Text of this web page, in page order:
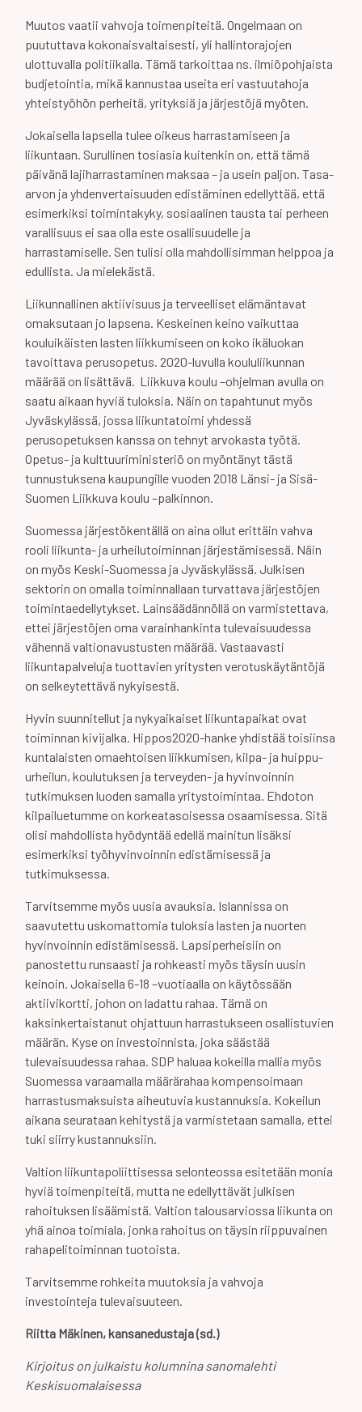
Muutos vaatii vahvoja toimenpiteitä. Ongelmaan on
puututtava kokonaisvaltaisesti, yli hallintorajojen
ulottuvalla politiikalla. Tämä tarkoittaa ns. ilmiöpohjaista
budjetointia, mikä kannustaa useita eri vastuutahoja
yhteistyöhön perheitä, yrityksiä ja järjestöjä myöten.
Jokaisella lapsella tulee oikeus harrastamiseen ja
liikuntaan. Surullinen tosiasia kuitenkin on, että tämä
päivänä lajiharrastaminen maksaa – ja usein paljon. Tasa-
arvon ja yhdenvertaisuuden edistäminen edellyttää, että
esimerkiksi toimintakyky, sosiaalinen tausta tai perheen
varallisuus ei saa olla este osallisuudelle ja
harrastamiselle. Sen tulisi olla mahdollisimman helppoa ja
edullista. Ja mielekästä.
Liikunnallinen aktiivisuus ja terveelliset elämäntavat
omaksutaan jo lapsena. Keskeinen keino vaikuttaa
kouluikäisten lasten liikkumiseen on koko ikäluokan
tavoittava perusopetus. 2020-luvulla koululiikunnan
määrää on lisättävä. Liikkuva koulu –ohjelman avulla on
saatu aikaan hyviä tuloksia. Näin on tapahtunut myös
Jyväskylässä, jossa liikuntatoimi yhdessä
perusopetuksen kanssa on tehnyt arvokasta työtä.
Opetus- ja kulttuuriministeriö on myöntänyt tästä
tunnustuksena kaupungille vuoden 2018 Länsi- ja Sisä-
Suomen Liikkuva koulu –palkinnon.
Suomessa järjestökentällä on aina ollut erittäin vahva
rooli liikunta- ja urheilutoiminnan järjestämisessä. Näin
on myös Keski-Suomessa ja Jyväskylässä. Julkisen
sektorin on omalla toiminnallaan turvattava järjestöjen
toimintaedellytykset. Lainsäädännöllä on varmistettava,
ettei järjestöjen oma varainhankinta tulevaisuudessa
vähennä valtionavustusten määrää. Vastaavasti
liikuntapalveluja tuottavien yritysten verotuskäytäntöjä
on selkeytettävä nykyisestä.
Hyvin suunnitellut ja nykyaikaiset liikuntapaikat ovat
toiminnan kivijalka. Hippos2020-hanke yhdistää toisiinsa
kuntalaisten omaehtoisen liikkumisen, kilpa- ja huippu-
urheilun, koulutuksen ja terveyden- ja hyvinvoinnin
tutkimuksen luoden samalla yritystoimintaa. Ehdoton
kilpailuetumme on korkeatasoisessa osaamisessa. Sitä
olisi mahdollista hyödyntää edellä mainitun lisäksi
esimerkiksi työhyvinvoinnin edistämisessä ja
tutkimuksessa.
Tarvitsemme myös uusia avauksia. Islannissa on
saavutettu uskomattomia tuloksia lasten ja nuorten
hyvinvoinnin edistämisessä. Lapsiperheisiin on
panostettu runsaasti ja rohkeasti myös täysin uusin
keinoin. Jokaisella 6-18 –vuotiaalla on käytössään
aktiivikortti, johon on ladattu rahaa. Tämä on
kaksinkertaistanut ohjattuun harrastukseen osallistuvien
määrän. Kyse on investoinnista, joka säästää
tulevaisuudessa rahaa. SDP haluaa kokeilla mallia myös
Suomessa varaamalla määrärahaa kompensoimaan
harrastusmaksuista aiheutuvia kustannuksia. Kokeilun
aikana seurataan kehitystä ja varmistetaan samalla, ettei
tuki siirry kustannuksiin.
Valtion liikuntapoliittisessa selonteossa esitetään monia
hyviä toimenpiteitä, mutta ne edellyttävät julkisen
rahoituksen lisäämistä. Valtion talousarviossa liikunta on
yhä ainoa toimiala, jonka rahoitus on täysin riippuvainen
rahapelitoiminnan tuotoista.
Tarvitsemme rohkeita muutoksia ja vahvoja
investointeja tulevaisuuteen.
Riitta Mäkinen, kansanedustaja (sd.)
Kirjoitus on julkaistu kolumnina sanomalehti
Keskisuomalaisessa